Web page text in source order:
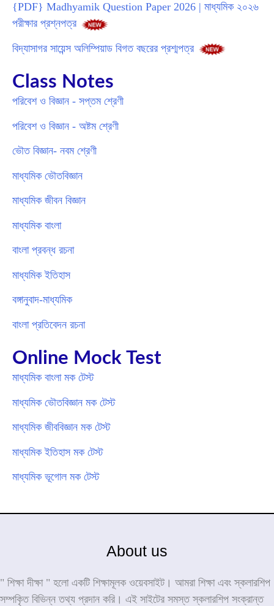
{PDF} Madhyamik Question Paper 2026 | মাধ্যমিক ২০২৬
পরীক্ষার প্রশ্নপত্র
বিদ্যাসাগর সায়েন্স অলিম্পিয়াড বিগত বছরের প্রশ্মপত্র
Class Notes
পরিবেশ ও বিজ্ঞান - সপ্তম শ্রেণী
পরিবেশ ও বিজ্ঞান - অষ্টম শ্রেণী
ভৌত বিজ্ঞান- নবম শ্রেণী
মাধ্যমিক ভৌতবিজ্ঞান
মাধ্যমিক জীবন বিজ্ঞান
মাধ্যমিক বাংলা
বাংলা প্রবন্ধ রচনা
মাধ্যমিক ইতিহাস
বঙ্গানুবাদ-মাধ্যমিক
বাংলা প্রতিবেদন রচনা
Online Mock Test
মাধ্যমিক বাংলা মক টেস্ট
মাধ্যমিক ভৌতবিজ্ঞান মক টেস্ট
মাধ্যমিক জীববিজ্ঞান মক টেস্ট
মাধ্যমিক ইতিহাস মক টেস্ট
মাধ্যমিক ভূগোল মক টেস্ট
About us
" শিক্ষা দীক্ষা " হলো একটি শিক্ষামূলক ওয়েবসাইট। আমরা শিক্ষা এবং স্কলারশিপ
সম্পকৃিত বিভিন্ন তথ্য প্রদান করি। এই সাইটের সমস্ত স্কলারশিপ সংক্রান্ত